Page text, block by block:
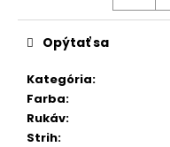
Kategória:
Farba:
Rukáv:
Strih:
Opýtať sa
o
ú
č
a
m
e